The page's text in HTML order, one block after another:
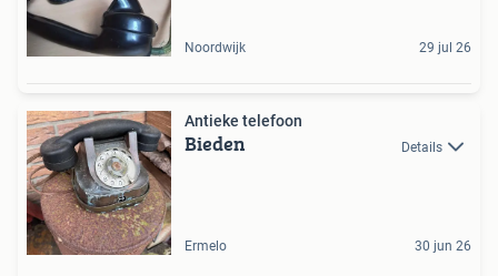
Noordwijk 29 jul 26
Antieke telefoon
Bieden Details
Ermelo 30 jun 26